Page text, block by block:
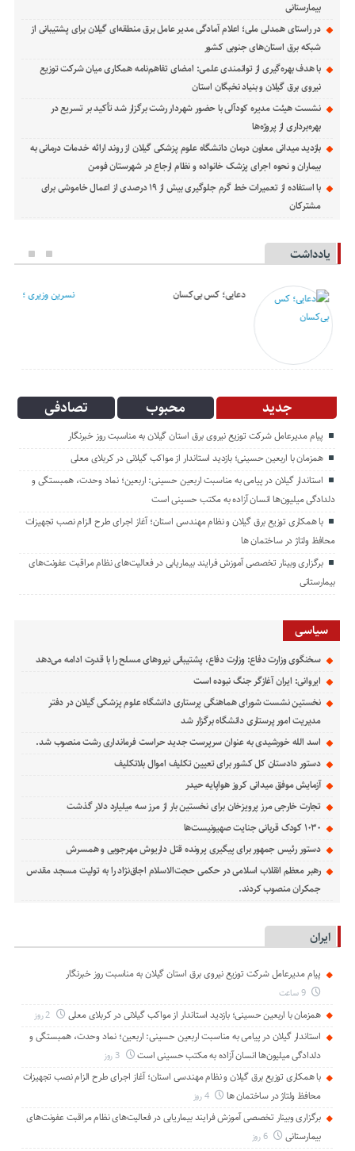
بیمارستانی
در راستای همدلی ملی؛ اعلام آمادگی مدیر عامل برق منطقه‌ای گیلان برای پشتیبانی از
شبكه برق استان‌های جنوبی كشور
با هدف بهره‌گیری از توانمندی علمی: امضای تفاهم‌نامه همكاری میان شركت توزیع
نیروی برق گیلان و بنیاد نخبگان استان
نشست هیئت مدیره کودآلی با حضور شهردار رشت برگزار شد تأکید بر تسریع در
بهره‌برداری از پروژه‌ها
بازدید میدانی معاون درمان دانشگاه علوم پزشکی گیلان از روند ارائه خدمات درمانی به
بیماران و نحوه اجرای پزشک خانواده و نظام ارجاع در شهرستان فومن
با استفاده از تعمیرات خط گرم جلوگیری بیش از ۱۹ درصدی از اعمال خاموشی برای
مشتركان
یادداشت
دعایی؛ کس بی‌کسان نسرین وزیری ؛
جدید محبوب تصادفی
پیام مدیرعامل شركت توزیع نیروی برق استان گیلان به مناسبت روز خبرنگار ‌
همزمان با اربعین حسینی؛ بازدید استاندار از مواکب گیلانی در کربلای معلی
استاندار گیلان در پیامی به مناسبت اربعین حسینی: اربعین؛ نماد وحدت، همبستگی و
دلدادگی میلیون‌ها انسان آزاده به مکتب حسینی است
با همکاری توزیع برق گیلان و نظام مهندسی استان؛ آغاز اجرای طرح الزام نصب تجهیزات
محافظ ولتاژ در ساختمان ها
برگزاری وبینار تخصصی آموزش فرایند بیماریابی در فعالیت‌های نظام مراقبت عفونت‌های
بیمارستانی
سیاسی
سخنگوی وزارت دفاع: وزارت دفاع، پشتیبانی نیرو‌های مسلح را با قدرت ادامه می‌دهد
ایروانی: ایران آغازگر جنگ نبوده است
نخستین نشست شورای هماهنگی پرستاری دانشگاه علوم پزشکی گیلان در دفتر
مدیریت امور پرستاری دانشگاه برگزار شد
اسد الله خورشیدی به عنوان سرپرست جدید حراست فرمانداری رشت منصوب شد.
دستور دادستان کل کشور برای تعیین تکلیف اموال بلاتکلیف
آزمایش موفق میدانی کروز هواپایه حیدر
تجارت خارجی مرز پرویزخان برای نخستین بار از مرز سه میلیارد دلار گذشت
۱۰۳۰ کودک قربانی جنایت صهیونیست‌ها
دستور رئیس جمهور برای پیگیری پرونده قتل داریوش مهرجویی و همسرش
رهبر معظم انقلاب اسلامی در حکمی حجت‌الاسلام اجاق‌نژاد را به تولیت مسجد مقدس
جمکران منصوب کردند.
ایران
پیام مدیرعامل شركت توزیع نیروی برق استان گیلان به مناسبت روز خبرنگار ‌
9 ساعت
همزمان با اربعین حسینی؛ بازدید استاندار از مواکب گیلانی در کربلای معلی 2 روز
استاندار گیلان در پیامی به مناسبت اربعین حسینی: اربعین؛ نماد وحدت، همبستگی و
دلدادگی میلیون‌ها انسان آزاده به مکتب حسینی است
3 روز
با همکاری توزیع برق گیلان و نظام مهندسی استان؛ آغاز اجرای طرح الزام نصب تجهیزات
محافظ ولتاژ در ساختمان ها
4 روز
برگزاری وبینار تخصصی آموزش فرایند بیماریابی در فعالیت‌های نظام مراقبت عفونت‌های
بیمارستانی
6 روز